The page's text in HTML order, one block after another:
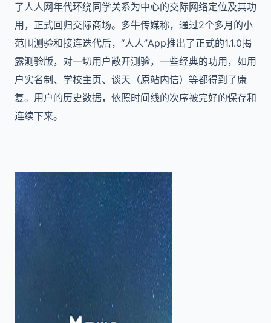
了人人网年代环绕同学关系为中心的交际网络定位及其功
用，正式回归交际商场。多牛传媒称，通过2个多月的小
范围测验和接连迭代后，“人人”App推出了正式的1.1.0揭
露测验版，对一切用户敞开测验，一些经典的功用，如用
户实名制、学校主页、谈天（原站内信）等都得到了康
复。用户的历史数据，依照时间线的次序被完好的保存和
连续下来。